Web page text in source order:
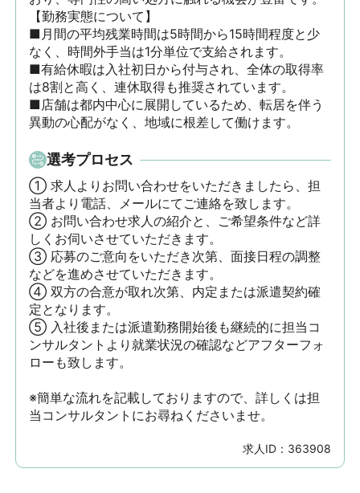
【勤務実態について】
■月間の平均残業時間は5時間から15時間程度と少
なく、時間外手当は1分単位で支給されます。
■有給休暇は入社初日から付与され、全体の取得率
は8割と高く、連休取得も推奨されています。
■店舗は都内中心に展開しているため、転居を伴う
異動の心配がなく、地域に根差して働けます。
選考プロセス
① 求人よりお問い合わせをいただきましたら、担
当者より電話、メールにてご連絡を致します。
② お問い合わせ求人の紹介と、ご希望条件など詳
しくお伺いさせていただきます。
③ 応募のご意向をいただき次第、面接日程の調整
などを進めさせていただきます。
④ 双方の合意が取れ次第、内定または派遣契約確
定となります。
⑤ 入社後または派遣勤務開始後も継続的に担当コ
ンサルタントより就業状況の確認などアフターフォ
ローも致します。
※簡単な流れを記載しておりますので、詳しくは担
当コンサルタントにお尋ねくださいませ。
求人ID： 363908